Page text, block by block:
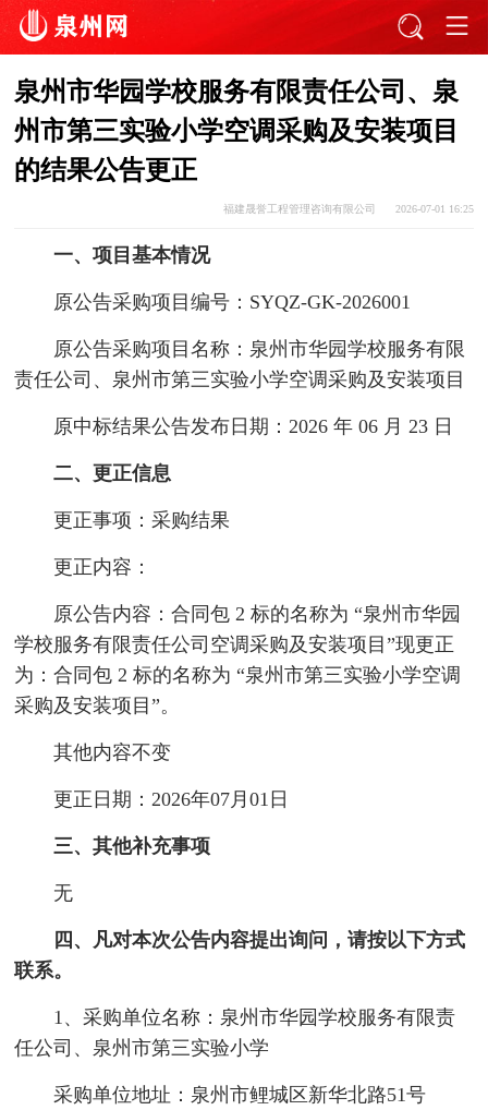
泉州市华园学校服务有限责任公司、泉
州市第三实验小学空调采购及安装项目
的结果公告更正
福建晟誉工程管理咨询有限公司 2026-07-01 16:25
一、项目基本情况
原公告采购项目编号：SYQZ-GK-2026001
原公告采购项目名称：泉州市华园学校服务有限
责任公司、泉州市第三实验小学空调采购及安装项目
原中标结果公告发布日期：2026 年 06 月 23 日
二、更正信息
更正事项：采购结果
更正内容：
原公告内容：合同包 2 标的名称为 “泉州市华园
学校服务有限责任公司空调采购及安装项目”现更正
为：合同包 2 标的名称为 “泉州市第三实验小学空调
采购及安装项目”。
其他内容不变
更正日期：2026年07月01日
三、其他补充事项
无
四、凡对本次公告内容提出询问，请按以下方式
联系。
1、采购单位名称：泉州市华园学校服务有限责
任公司、泉州市第三实验小学
采购单位地址：泉州市鲤城区新华北路51号